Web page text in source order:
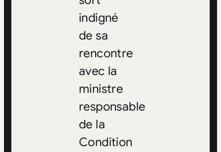
indigné
de sa
rencontre
avec la
ministre
responsable
de la
Condition